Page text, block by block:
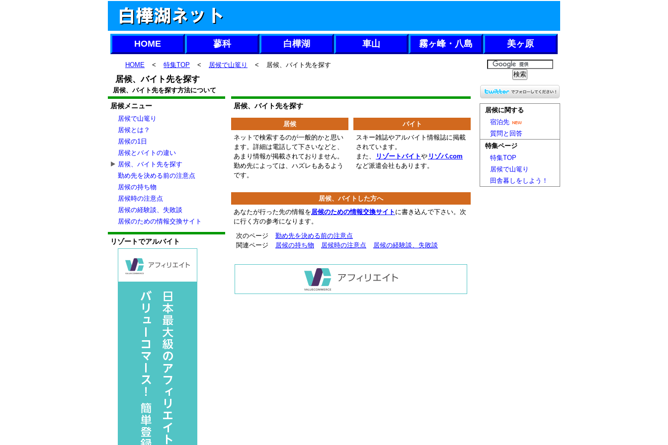
HOME 蓼科 白樺湖 車山 霧ヶ峰・八島 美ヶ原
HOME < 特集TOP < 居候で山篭り < 居候、バイト先を探す
居候、バイト先を探す
居候、バイト先を探す方法について
居候、バイト先を探す
居候
ネットで検索するのが一般的かと思い
ます。詳細は電話して下さいなどと、
あまり情報が掲載されておりません。
勤め先によっては、ハズレもあるよう
です。
バイト
スキー雑誌やアルバイト情報誌に掲載
されています。
また、
リゾートバイトや リゾバ.com
など派遣会社もあります。
居候、バイトした方へ
あなたが行った先の情報を居候のための情報交換サイト に書き込んで下さい。次
に行く方の参考になります。
次のページ
勤め先を決める前の注意点
関連ページ
居候の持ち物 居候時の注意点 居候の経験談、失敗談
居候メニュー
居候で山篭り
居候とは？
居候の1日
居候とバイトの違い
居候、バイト先を探す
勤め先を決める前の注意点
居候の持ち物
居候時の注意点
居候の経験談、失敗談
居候のための情報交換サイト
リゾートでアルバイト
居候に関する
宿泊先
質問と回答
特集ページ
特集TOP
居候で山篭り
田舎暮しをしよう！